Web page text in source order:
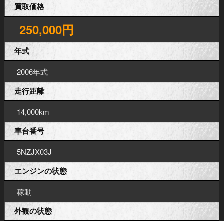
買取価格
250,000円
年式
2006年式
走行距離
14,000km
車台番号
5NZJX03J
エンジンの状態
稼動
外観の状態